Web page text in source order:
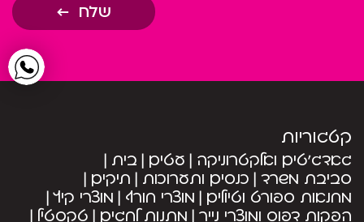
שלח
קטגוריות
גאדג’טים ואלקטרוניקה עטים בית
סביבת משרד כנסים ותערוכות תיקים
מחנאות ספורט וטיולים מוצרי חורף מוצרי קיץ
הפקות דפוס ומוצרי נייר מתנות לחגים טקסטיל